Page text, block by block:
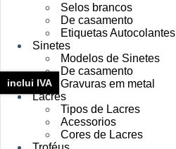
Selos brancos
De casamento
Etiquetas Autocolantes
Sinetes
Modelos de Sinetes
De casamento
Gravuras em metal
Lacres
Tipos de Lacres
Acessorios
Cores de Lacres
inclui IVA